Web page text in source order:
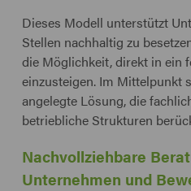
Dieses Modell unterstützt
Stellen nachhaltig zu
die Möglichkeit, direkt in ein
einzusteigen. Im Mittelpunkt
angelegte Lösung, die
betriebliche Strukturen
Nachvollziehbare
Unternehmen und